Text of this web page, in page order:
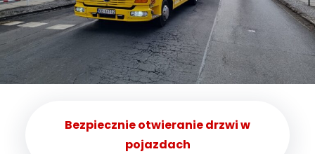
Bezpiecznie otwieranie drzwi w
pojazdach